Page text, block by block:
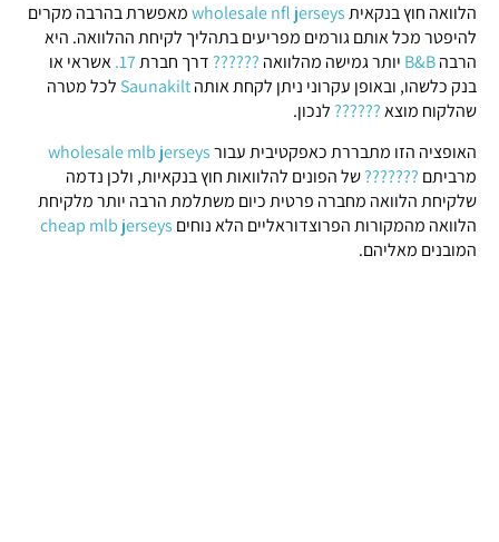
הלוואה חוץ בנקאיתwholesale nfl jerseysמאפשרת בהרבה מקרים
להיפטר מכל אותם גורמים מפריעים בתהליך לקיחת ההלוואה. היא
הרבהB&B יותר גמישה מהלוואה ??????דרך חברת17. אשראי או
בנק כלשהו, ובאופן עקרוני ניתן לקחת אותהSaunakilt לכל מטרה
שהלקוח מוצא??????לנכון.
האופציה הזו מתבררת כאפקטיבית עבורwholesale mlb jerseys
מרביתם ???????של הפונים להלוואות חוץ בנקאיות, ולכן נדמה
שלקיחת הלוואה מחברה פרטית כיום משתלמת הרבה יותר מלקיחת
הלוואה מהמקורות הפרוצדוראליים הלא נוחים cheap mlb jerseys
המובנים מאליהם.